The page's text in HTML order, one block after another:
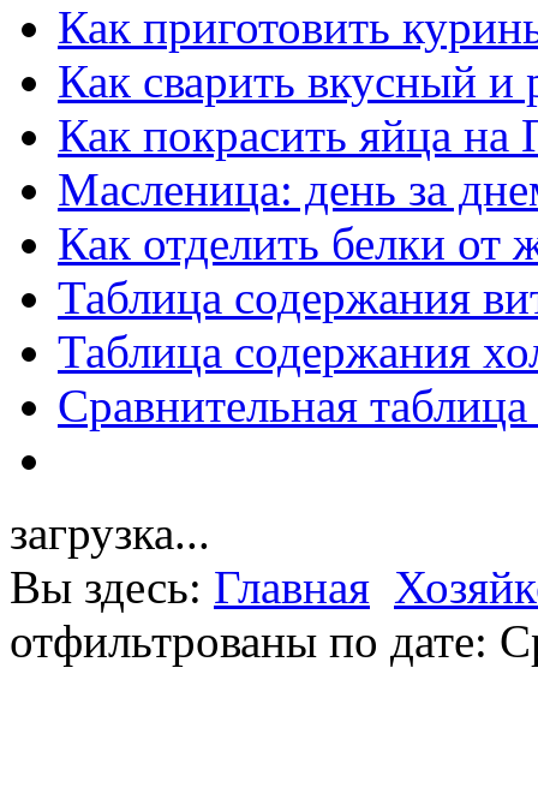
Как приготовить
Как сварить вкусный и
Как покрасить яйца на
Масленица: день за
Как отделить белки от
Таблица содержания
Таблица содержания
Сравнительная
загрузка...
Вы здесь: Главная
отфильтрованы по дате: